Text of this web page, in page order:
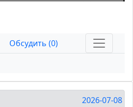
Обсудить (0)
2026-07-08